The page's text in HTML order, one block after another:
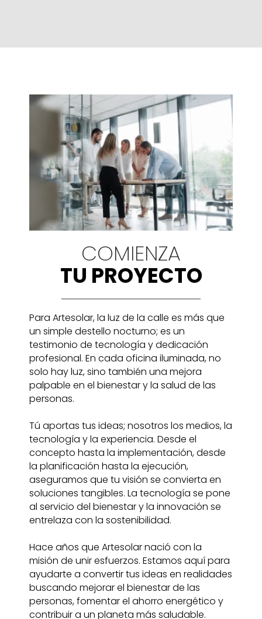
COMIENZA
TU PROYECTO
Para Artesolar, la luz de la calle es más que
un simple destello nocturno; es un
testimonio de tecnología y dedicación
profesional. En cada oficina iluminada, no
solo hay luz, sino también una mejora
palpable en el bienestar y la salud de las
personas.
Tú aportas tus ideas; nosotros los medios, la
tecnología y la experiencia. Desde el
concepto hasta la implementación, desde
la planificación hasta la ejecución,
aseguramos que tu visión se convierta en
soluciones tangibles. La tecnología se pone
al servicio del bienestar y la innovación se
entrelaza con la sostenibilidad.
Hace años que Artesolar nació con la
misión de unir esfuerzos. Estamos aquí para
ayudarte a convertir tus ideas en realidades
buscando mejorar el bienestar de las
personas, fomentar el ahorro energético y
contribuir a un planeta más saludable.